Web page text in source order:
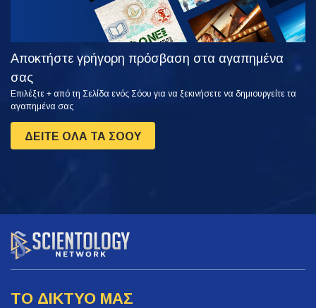
Αποκτήστε γρήγορη πρόσβαση στα αγαπημένα
σας
Επιλέξτε + από τη Σελίδα ενός Σόου για να ξεκινήσετε να δημιουργείτε τα
αγαπημένα σας
ΔΕΙΤΕ ΟΛΑ ΤΑ ΣΟΟΥ
ΤΟ ΔΙΚΤΥΟ ΜΑΣ